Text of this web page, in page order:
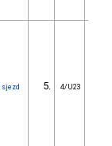
sjezd 5. 4/U23